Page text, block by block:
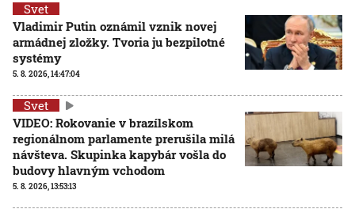
Svet
Vladimir Putin oznámil vznik novej
armádnej zložky. Tvoria ju bezpilotné
systémy
5. 8. 2026, 14:47:04
Svet
VIDEO: Rokovanie v brazílskom
regionálnom parlamente prerušila milá
návšteva. Skupinka kapybár vošla do
budovy hlavným vchodom
5. 8. 2026, 13:53:13